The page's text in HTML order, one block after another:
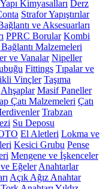
Yapı Kimyasalları Derz
Strafor Yapıştırılar
ve Aksesuarları
PPRC Borular Kombi
Malzemeleri
ve Vanalar Nipeller
Fittings Tıpalar ve
Vinçler Taşıma
Ahşaplar Masif Paneller
Çatı Malzemeleri Çatı
Trabzan
Su Deposu
El Aletleri Lokma ve
Kesici Grubu Pense
Mengene ve İşkenceler
Eğeler Anahtarlar
Açık Ağız Anahtar